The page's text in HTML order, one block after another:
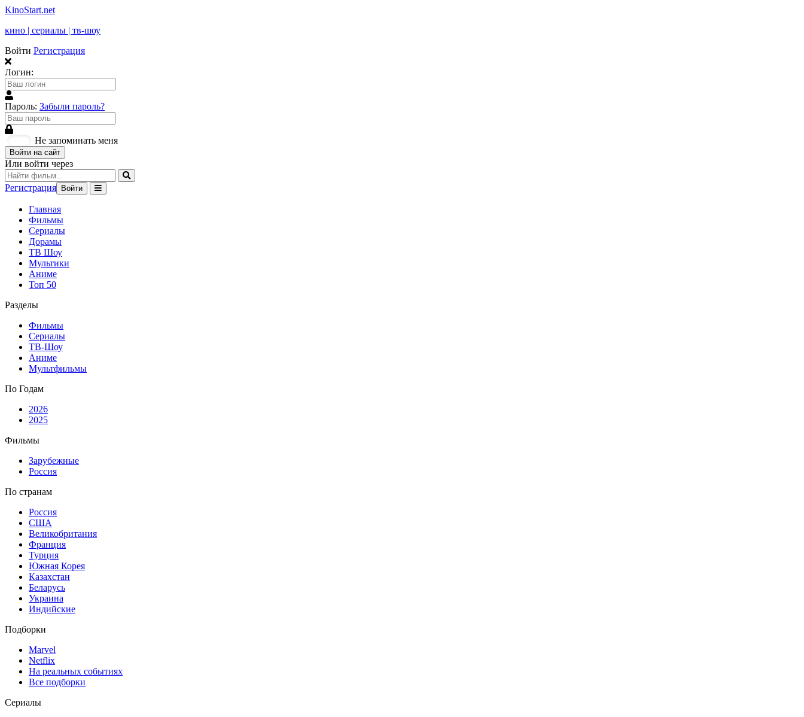
KinoStart.net
кино | сериалы | тв-шоу
Войти Регистрация
Логин:
Пароль: Забыли пароль?
Не запоминать меня
Войти на сайт
Или войти через
Регистрация Войти
Главная
Фильмы
Сериалы
Дорамы
ТВ Шоу
Мультики
Аниме
Топ 50
Разделы
Фильмы
Сериалы
ТВ-Шоу
Аниме
Мультфильмы
По Годам
2026
2025
Фильмы
Зарубежные
Россия
По странам
Россия
США
Великобритания
Франция
Турция
Южная Корея
Казахстан
Беларусь
Украина
Индийские
Подборки
Marvel
Netflix
На реальных событиях
Все подборки
Сериалы